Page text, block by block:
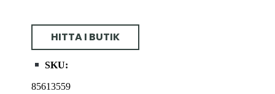
HITTA I BUTIK
SKU:
85613559